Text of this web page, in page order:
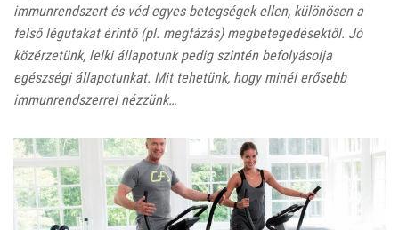
immunrendszert és véd egyes betegségek ellen, különösen a
felső légutakat érintő (pl. megfázás) megbetegedésektől. Jó
közérzetünk, lelki állapotunk pedig szintén befolyásolja
egészségi állapotunkat. Mit tehetünk, hogy minél erősebb
immunrendszerrel nézzünk…